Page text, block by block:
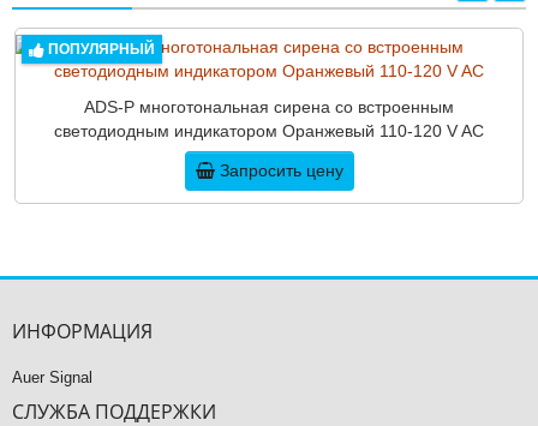
ПОПУЛЯРНЫЙ
ADS-P многотональная сирена со встроенным
светодиодным индикатором Оранжевый 110-120 V AC
Запросить цену
ИНФОРМАЦИЯ
Auer Signal
СЛУЖБА ПОДДЕРЖКИ